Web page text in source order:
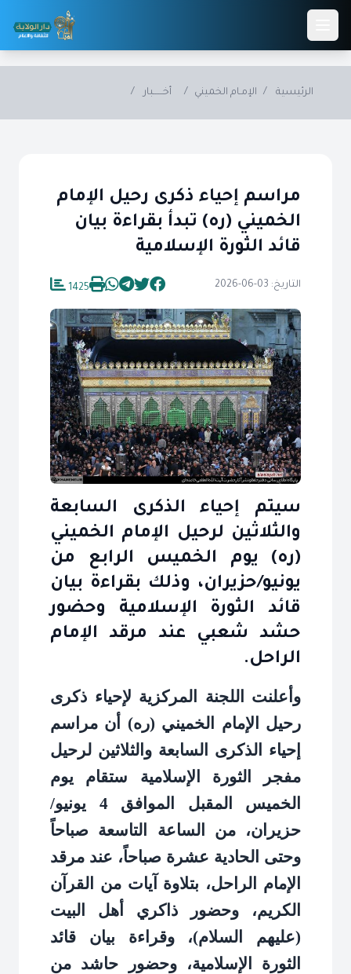
Skip to main content
الرئيسية / الإمـام الخميني / أخــــــبار /
مراسم إحياء ذكرى رحيل الإمام
الخميني (ره) تبدأ بقراءة بيان
قائد الثورة الإسلامية
التاريخ: 03-06-2026 1425
سيتم إحياء الذكرى السابعة
والثلاثين لرحيل الإمام الخميني
(ره) يوم الخميس الرابع من
يونيو/حزيران، وذلك بقراءة بيان
قائد الثورة الإسلامية وحضور
حشد شعبي عند مرقد الإمام
الراحل.
وأعلنت اللجنة المركزية لإحياء ذكرى
رحيل الإمام الخميني (ره) أن مراسم
إحياء الذكرى السابعة والثلاثين لرحيل
مفجر الثورة الإسلامية ستقام يوم
الخميس المقبل الموافق 4 يونيو/
حزيران، من الساعة التاسعة صباحاً
وحتى الحادية عشرة صباحاً، عند مرقد
الإمام الراحل، بتلاوة آيات من القرآن
الكريم، وحضور ذاكري أهل البيت
(عليهم السلام)، وقراءة بيان قائد
الثورة الإسلامية، وحضور حاشد من